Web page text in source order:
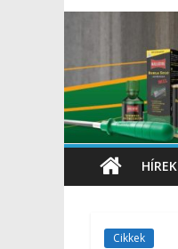
HÍREK
Cikkek